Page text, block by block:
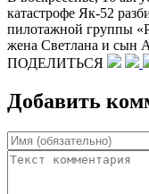
катастрофе Як-52
пилотажной группы
жена Светлана и сын
ПОДЕЛИТЬСЯ
Добавить